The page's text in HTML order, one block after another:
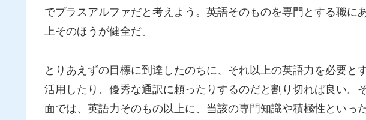
でプラスアルファだと考えよう。英語そのものを専門とする職に
上そのほうが健全だ。
とりあえずの目標に到達したのちに、それ以上の英語力を必要と
活用したり、優秀な通訳に頼ったりするのだと割り切れば良い。
面では、英語力そのもの以上に、当該の専門知識や積極性といっ